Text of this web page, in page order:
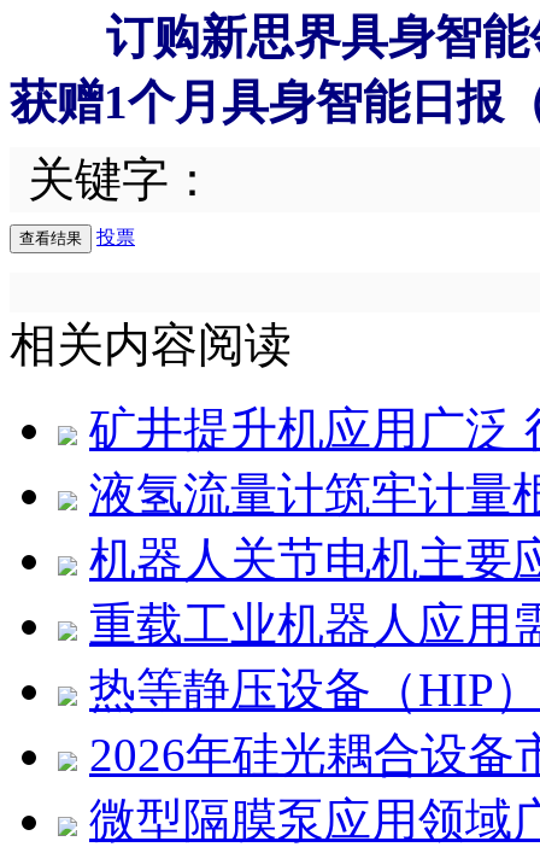
订购新思界具身智
获赠1个月具身智能日报
关键字：
投票
相关内容阅读
矿井提升机应用广泛
液氢流量计筑牢计量
机器人关节电机主要
重载工业机器人应用
热等静压设备（HIP
2026年硅光耦合设备
微型隔膜泵应用领域